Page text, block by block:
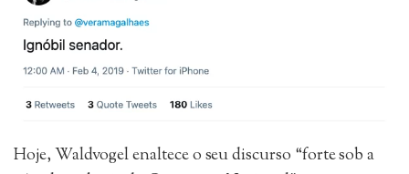
Hoje, Waldvogel enaltece o seu discurso “forte sob a